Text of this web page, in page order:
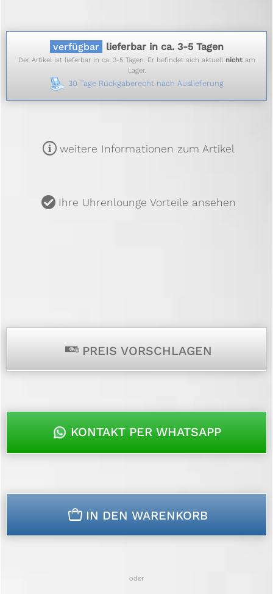
verfügbar lieferbar in ca. 3-5 Tagen
Der Artikel ist lieferbar in ca. 3-5 Tagen. Er befindet sich aktuell nichtam
Lager.
30 Tage Rückgaberecht nach Auslieferung
m weitere Informationen zum Artikel
u Ihre Uhrenlounge Vorteile ansehen
p PREIS VORSCHLAGEN
KONTAKT PER WHATSAPP
n IN DEN WARENKORB
oder